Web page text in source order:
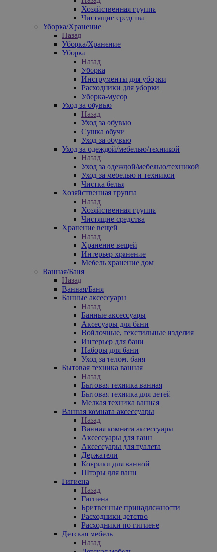
Хозяйственная группа
Чистящие средства
Уборка/Хранение
Назад
Уборка/Хранение
Уборка
Назад
Уборка
Инструменты для уборки
Расходники для уборки
Уборка-мусор
Уход за обувью
Назад
Уход за обувью
Сушка обучи
Уход за обувью
Уход за одеждой/мебелью/техникой
Назад
Уход за одеждой/мебелью/техникой
Уход за мебелью и техникой
Чистка белья
Хозяйственная группа
Назад
Хозяйственная группа
Чистящие средства
Хранение вещей
Назад
Хранение вещей
Интерьер хранение
Мебель хранение дом
Ванная/Баня
Назад
Ванная/Баня
Банные аксессуары
Назад
Банные аксессуары
Аксесуары для бани
Войлочные, текстильные изделия
Интерьер для бани
Наборы для бани
Уход за телом, баня
Бытовая техника ванная
Назад
Бытовая техника ванная
Бытовая техника для детей
Мелкая техника ванная
Ванная комната аксессуары
Назад
Ванная комната аксессуары
Аксессуары для ванн
Аксессуары для туалета
Держатели
Коврики для ванной
Шторы для ванн
Гигиена
Назад
Гигиена
Бритвенные принадлежности
Расходники детство
Расходники по гигиене
Детская мебель
Назад